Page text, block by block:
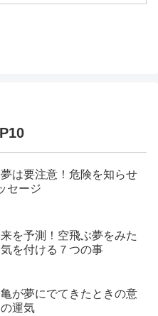
は要注意！危険を知らせ
セージ
を予測！空飛ぶ夢をみた
を付ける７つの事
亀が夢にでてきたときの意
運気